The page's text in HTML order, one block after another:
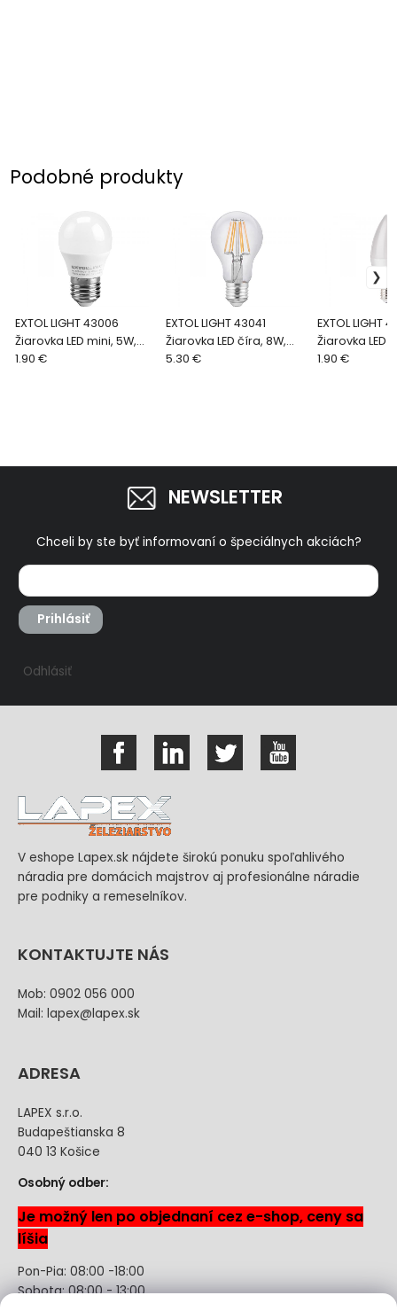
Podobné produkty
EXTOL LIGHT 43006
Žiarovka LED mini, 5W,
410lm, E27, pr. baňky
1.90 €
EXTOL LIGHT 43041
Žiarovka LED číra, 8W,
1000lm, E27
5.30 €
EXTOL LIGHT
Žiarovka LED
410lm, E14,
1.90 €
NEWSLETTER
Chceli by ste byť informovaní o špeciálnych akciách?
Prihlásiť
Odhlásiť
V eshope Lapex.sk nájdete širokú ponuku spoľahlivého
náradia pre domácich majstrov aj profesionálne náradie
pre podniky a remeselníkov.
KONTAKTUJTE NÁS
Mob: 0902 056 000
Mail: lapex@lapex.sk
ADRESA
LAPEX s.r.o.
Budapeštianska 8
040 13 Košice
Osobný odber:
Je možný len po objednaní cez e-shop, ceny sa
líšia
Pon-Pia: 08:00 -18:00
Sobota: 08:00 - 13:00